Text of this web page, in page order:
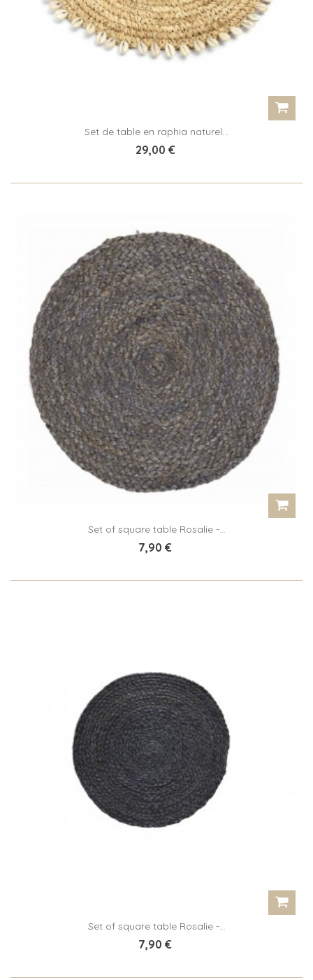
Set de table en raphia naturel...
29,00 €
Set of square table Rosalie -...
7,90 €
Set of square table Rosalie -...
7,90 €